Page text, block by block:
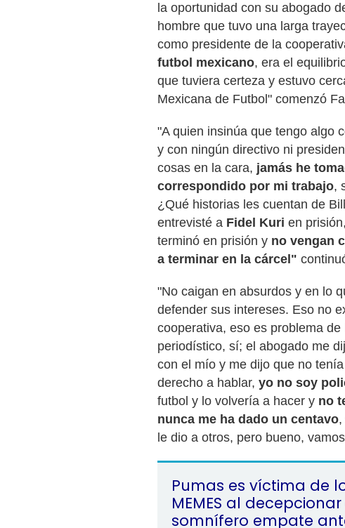
la oportunidad con su abogado
hombre que tuvo una larga
como presidente de la
futbol mexicano, era el
que tuviera certeza y estuvo
Mexicana de Futbol" comenzó
"A quien insinúa que tengo algo
y con ningún directivo ni
cosas en la cara, jamás he
correspondido por mi trabajo,
¿Qué historias les cuentan de
entrevisté a Fidel Kuri en
terminó en prisión y no vengan
a terminar en la cárcel"
"No caigan en absurdos y en lo
defender sus intereses. Eso no
cooperativa, eso es problema
periodístico, sí; el abogado me
con el mío y me dijo que no
derecho a hablar, yo no soy
futbol y lo volvería a hacer y no
nunca me ha dado un centavo
le dio a otros, pero bueno,
Pumas es víctima de
MEMES al
somnífero empate